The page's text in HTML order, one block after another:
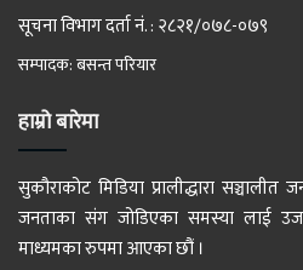
सूचना विभाग दर्ता नं. : २८२१/०७८-०७९
सम्पादक: बसन्त परियार
हाम्रो बारेमा
सुकौराकोट मिडिया प्रालीद्धारा
जनताका संग जोडिएका समस्या लाई
माध्यमका रुपमा आएका छौं ।